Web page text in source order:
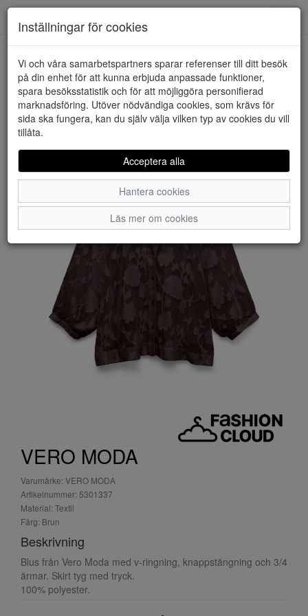
HEM VERO MODA
VERO MODA
Varumärke: VERO MODA
Artikelnummer: 5301337
Material: Textil
Färg: Brun
Beskrivning
Blus från Vero Moda med v-ringning, knappstängning och 3/4
ärmar. Skirt tyg med tryck.
100% polyester.
Inställningar för cookies
Vi och våra samarbetspartners sparar referenser till ditt besök
på din enhet för att kunna erbjuda anpassade funktioner,
spara besöksstatistik och för att möjliggöra personifierad
marknadsföring. Utöver nödvändiga cookies, som krävs för
sida ska fungera, kan du själv välja vilken typ av cookies du vill
tillåta.
Acceptera alla
Hantera cookies
Läs mer om cookies